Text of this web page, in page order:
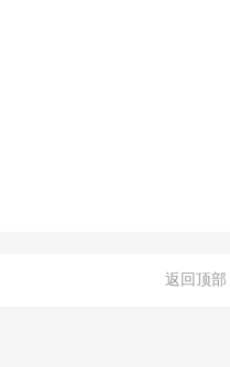
返回顶部